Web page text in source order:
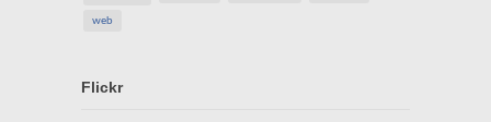
web
Flickr